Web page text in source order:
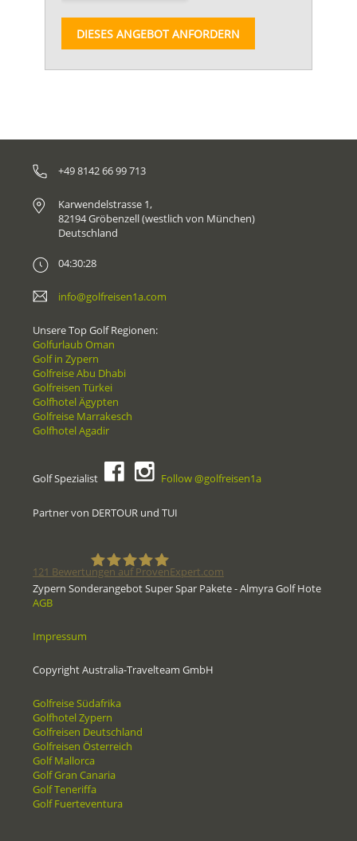
DIESES ANGEBOT ANFORDERN
+49 8142 66 99 713
Karwendelstrasse 1,
82194 Gröbenzell (westlich von München)
Deutschland
04:30:28
info@golfreisen1a.com
Unsere Top Golf Regionen:
Golfurlaub Oman
Golf in Zypern
Golfreise Abu Dhabi
Golfreisen Türkei
Golfhotel Ägypten
Golfreise Marrakesch
Golfhotel Agadir
Golf Spezialist Follow @golfreisen1a
Partner von DERTOUR und TUI
121 Bewertungen auf ProvenExpert.com
Zypern Sonderangebot Super Spar Pakete - Almyra Golf Hote
AGB
Impressum
Copyright Australia-Travelteam GmbH
Golfreise Südafrika
Golfhotel Zypern
Golfreisen Deutschland
Golfreisen Österreich
Golf Mallorca
Golf Gran Canaria
Golf Teneriffa
Golf Fuerteventura